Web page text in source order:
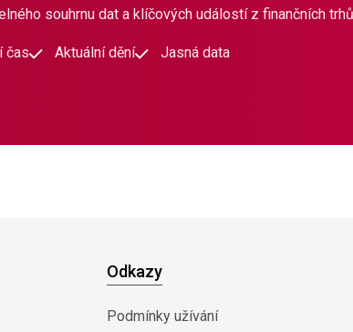
souhrnu dat a klíčových událostí z finančních
čas Aktuální dění Jasná data
Odkazy
Podmínky užívání